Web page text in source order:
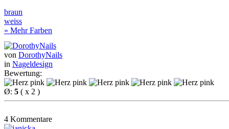
braun
weiss
» Mehr Farben
von DorothyNails
in Nageldesign
Bewertung:
Ø: 5 ( x 2 )
4 Kommentare